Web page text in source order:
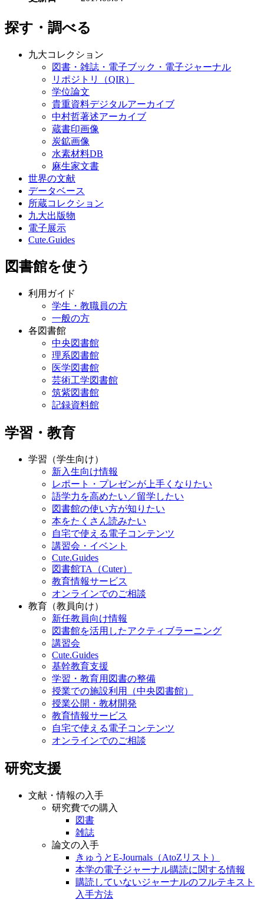
探す・調べる
九大コレクション
図書・雑誌・電子ブック・電子ジャーナル
リポジトリ（QIR）
学位論文
貴重資料デジタルアーカイブ
中村哲著述アーカイブ
蔵書印画像
炭鉱画像
水素材料DB
麻生家文書
世界の文献
データベース
所蔵コレクション
九大出版物
電子展示
Cute.Guides
図書館を使う
利用ガイド
学生・教職員の方
一般の方
各図書館
中央図書館
理系図書館
医学図書館
芸術工学図書館
筑紫図書館
記録資料館
学習・教育
学習（学生向け）
新入生向け情報
レポート・プレゼンが上手くなりたい
語学力を高めたい／留学したい
図書館の使い方が知りたい
本をたくさん読みたい
自宅で使える電子コンテンツ
講習会・イベント
Cute.Guides
図書館TA（Cuter）
教育情報サービス
オンラインでのご相談
教育（教員向け）
新任教員向け情報
図書館を活用したアクティブラーニング
講習会
Cute.Guides
基幹教育支援
学習・教育用図書の整備
授業での施設利用（中央図書館）
授業公開・教材開発
教育情報サービス
自宅で使える電子コンテンツ
オンラインでのご相談
研究支援
文献・情報の入手
研究費での購入
図書
雑誌
論文の入手
きゅうとE-Journals（AtoZリスト）
本学の電子ジャーナル購読に関する情報
購読していないジャーナルのフルテキスト
入手方法